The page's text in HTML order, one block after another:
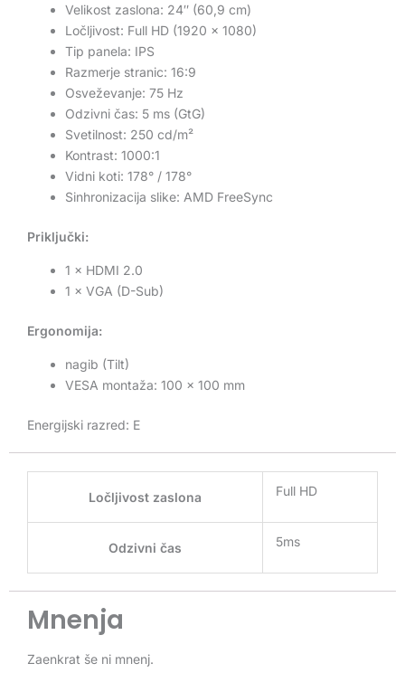
Velikost zaslona: 24″ (60,9 cm)
Ločljivost: Full HD (1920 × 1080)
Tip panela: IPS
Razmerje stranic: 16:9
Osveževanje: 75 Hz
Odzivni čas: 5 ms (GtG)
Svetilnost: 250 cd/m²
Kontrast: 1000:1
Vidni koti: 178° / 178°
Sinhronizacija slike: AMD FreeSync
Priključki:
1 × HDMI 2.0
1 × VGA (D-Sub)
Ergonomija:
nagib (Tilt)
VESA montaža: 100 × 100 mm
Energijski razred: E
Ločljivost zaslona Full HD
Odzivni čas 5ms
Mnenja
Zaenkrat še ni mnenj.